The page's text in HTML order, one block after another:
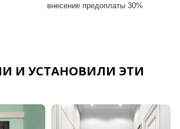
внесение предоплаты 30%
И УСТАНОВИЛИ ЭТИ